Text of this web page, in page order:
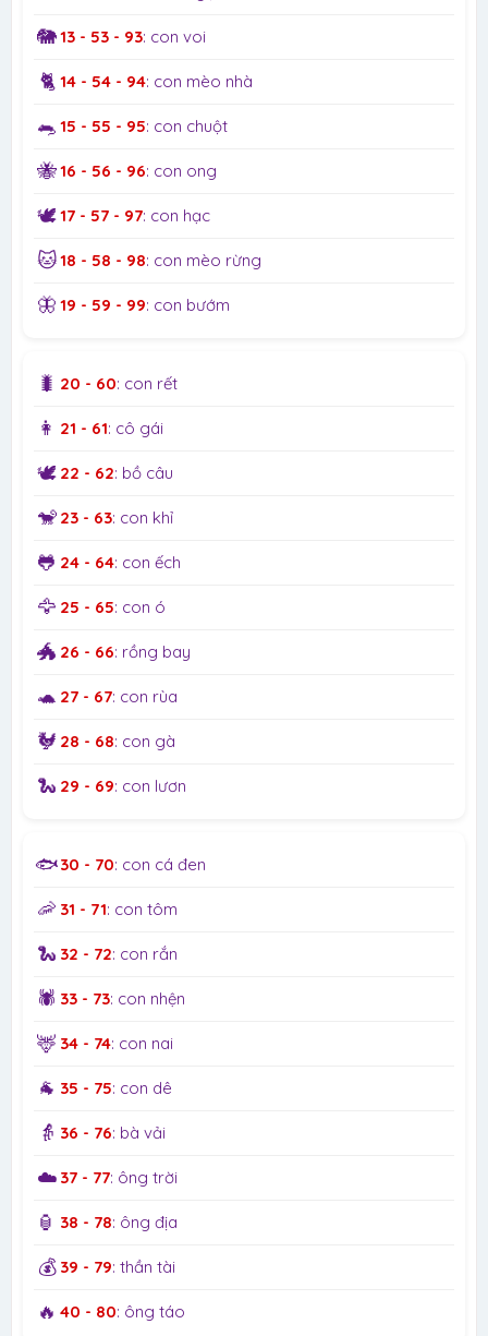
🐘13 - 53 - 93: con voi
🐈 14 - 54 - 94: con mèo nhà
🐀 15 - 55 - 95: con chuột
🐝16 - 56 - 96: con ong
🕊️17 - 57 - 97: con hạc
🐱18 - 58 - 98: con mèo rừng
🦋 19 - 59 - 99: con bướm
🐛 20 - 60: con rết
👩 21 - 61: cô gái
🕊️ 22 - 62: bồ câu
🐒 23 - 63: con khỉ
🐸 24 - 64: con ếch
🦅 25 - 65: con ó
🐲 26 - 66: rồng bay
🐢 27 - 67: con rùa
🐓 28 - 68: con gà
🐍 29 - 69: con lươn
🐟30 - 70: con cá đen
🦐 31 - 71: con tôm
🐍 32 - 72: con rắn
🕷️ 33 - 73: con nhện
🦌 34 - 74: con nai
🐐 35 - 75: con dê
👵 36 - 76: bà vải
☁️ 37 - 77: ông trời
🏮 38 - 78: ông địa
💰 39 - 79: thần tài
🔥 40 - 80: ông táo